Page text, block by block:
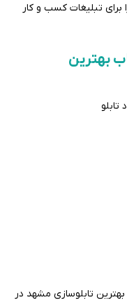
تبلیغات کسب و کار
بهترین
تابلوسازی مشهد در